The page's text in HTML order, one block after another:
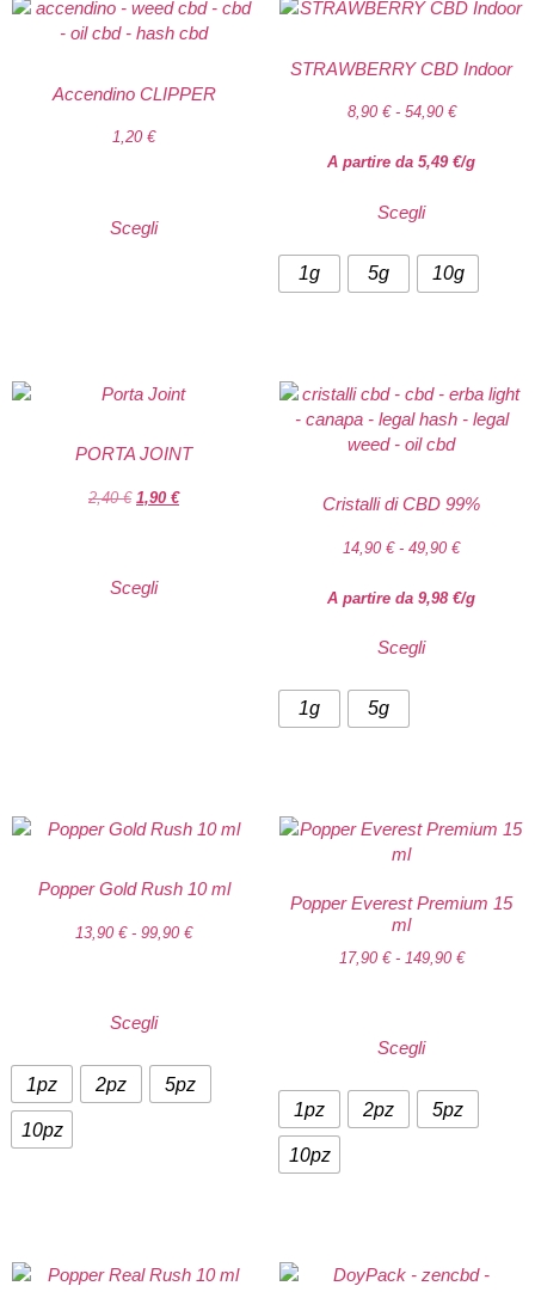
Accendino CLIPPER
1,20 €
Scegli
STRAWBERRY CBD Indoor
8,90 € - 54,90 €
A partire da 5,49 €/g
Scegli
1g 5g 10g
PORTA JOINT
2,40€ 1,90 €
Scegli
Cristalli di CBD 99%
14,90 € - 49,90 €
A partire da 9,98 €/g
Scegli
1g 5g
Popper Gold Rush 10 ml
13,90 € - 99,90 €
Scegli
1pz 2pz 5pz
10pz
Popper Everest Premium 15
ml
17,90 € - 149,90 €
Scegli
1pz 2pz 5pz
10pz